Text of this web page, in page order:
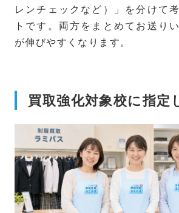
レンチェックなど）」を分けて
トです。両方をまとめてお送り
が伸びやすくなります。
買取強化対象校に指定